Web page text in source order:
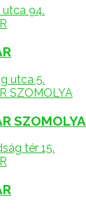
utca 94.
utca 5.
SZOMOLYA
tér 15.